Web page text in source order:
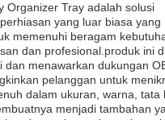
Organizer Tray adalah solusi
yang luar biasa yang
memenuhi beragam
dan profesional.produk ini
dan menawarkan dukungan
pelanggan untuk
dalam ukuran, warna, tata
menjadi tambahan